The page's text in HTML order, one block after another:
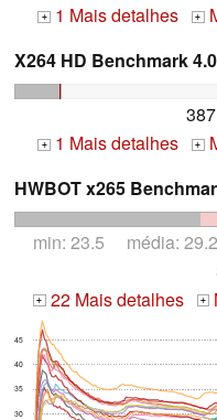
+ 1 Mais detalhes +
X264 HD Benchmark 4.0
+ 1 Mais detalhes +
HWBOT x265
min: 23.5 média:
+ 22 Mais detalhes +
30
35
40
45